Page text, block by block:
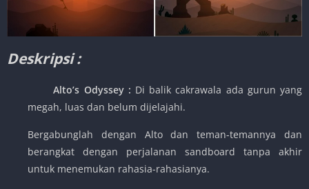
Deskripsi :
Alto’s Odyssey : Di balik cakrawala ada gurun yang
megah, luas dan belum dijelajahi.
Bergabunglah dengan Alto dan teman-temannya dan
berangkat dengan perjalanan sandboard tanpa akhir
untuk menemukan rahasia-rahasianya.